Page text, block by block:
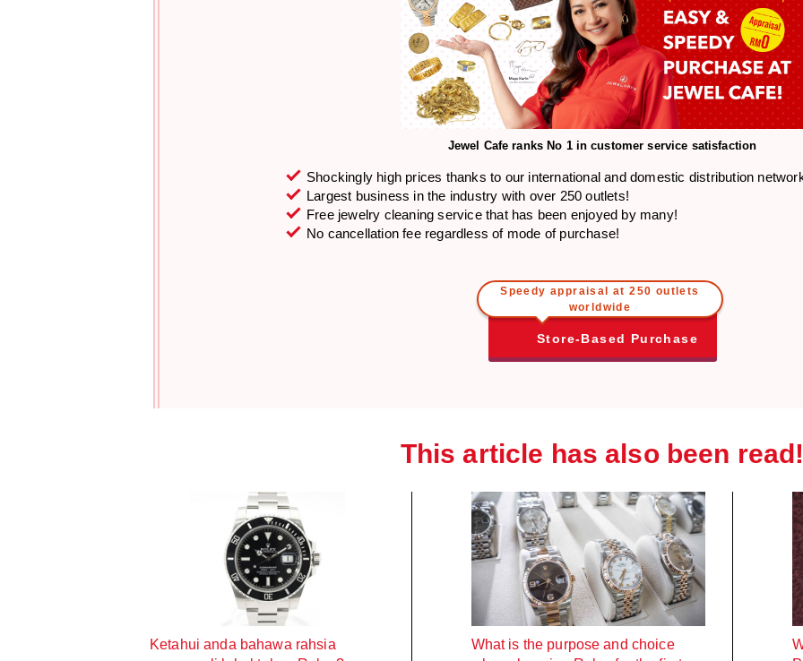
Jewel Cafe ranks No 1 in customer service satisfaction
Shockingly high prices thanks to our international and domestic distribution
Largest business in the industry with over 250 outlets!
Free jewelry cleaning service that has been enjoyed by many!
No cancellation fee regardless of mode of purchase!
Speedy appraisal at 250 outlets
worldwide
Store-Based Purchase
This article has also been
Ketahui anda bahawa rahsia
What is the purpose and choice